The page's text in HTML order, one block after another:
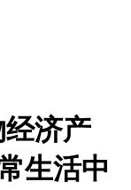
经济产
生活中